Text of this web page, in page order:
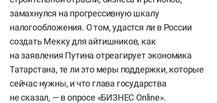
замахнулся на прогрессивную шкалу
налогообложения. О том, удастся ли в России
создать Мекку для айтишников, как
на заявления Путина отреагирует экономика
Татарстана, те ли это меры поддержки, которые
сейчас нужны, и что глава государства
не сказал, — в опросе «БИЗНЕС Online».